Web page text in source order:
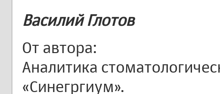
Василий Глотов
От автора:
Аналитика
«Синегргиум».